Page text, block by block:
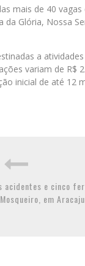
mais de 40
da Glória, Nossa
a
variam de R$
inicial de até 12
acidentes e cinco
em Aracaju